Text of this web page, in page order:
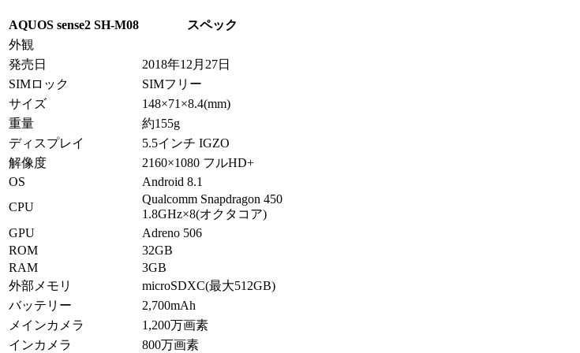
AQUOS sense2 SH-M08
スペック
外観
発売日
2018年12月27日
SIMロック
SIMフリー
サイズ
148×71×8.4(mm)
重量
約155g
ディスプレイ
5.5インチ IGZO
解像度
2160×1080 フルHD+
OS
Android 8.1
CPU
Qualcomm Snapdragon 450
1.8GHz×8(オクタコア)
GPU
Adreno 506
ROM
32GB
RAM
3GB
外部メモリ
microSDXC(最大512GB)
バッテリー
2,700mAh
メインカメラ
1,200万画素
インカメラ
800万画素